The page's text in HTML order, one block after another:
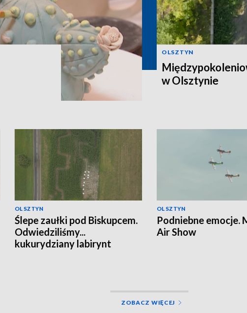
OLSZTYN
w Olsztynie
OLSZTYN
Ślepe zaułki pod Biskupcem.
Odwiedziliśmy...
kukurydziany labirynt
OLSZTYN
Podniebne emocje.
Air Show
ZOBACZ WIĘCEJ